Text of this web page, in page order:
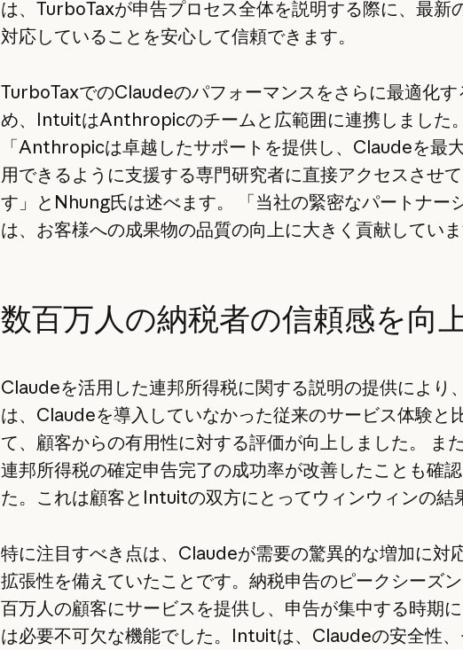
は、TurboTaxが申告プロセス全体を説明する際に、最新
対応していることを安心して信頼できます。
TurboTaxでのClaudeのパフォーマンスをさらに最適化す
め、IntuitはAnthropicのチームと広範囲に連携しました
「Anthropicは卓越したサポートを提供し、Claudeを最
用できるように支援する専門研究者に直接アクセスさせ
す」とNhung氏は述べます。 「当社の緊密なパートナー
は、お客様への成果物の品質の向上に大きく貢献してい
数百万人の納税者の信頼感を向
Claudeを活用した連邦所得税に関する説明の提供により
は、Claudeを導入していなかった従来のサービス体験と
て、顧客からの有用性に対する評価が向上しました。 ま
連邦所得税の確定申告完了の成功率が改善したことも確
た。これは顧客とIntuitの双方にとってウィンウィンの結
特に注目すべき点は、Claudeが需要の驚異的な増加に対
拡張性を備えていたことです。納税申告のピークシーズ
百万人の顧客にサービスを提供し、申告が集中する時期
は必要不可欠な機能でした。Intuitは、Claudeの安全性